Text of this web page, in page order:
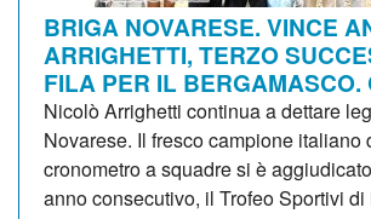
BRIGA NOVARESE. VINCE
ARRIGHETTI, TERZO
FILA PER IL BERGAMASCO.
Nicolò Arrighetti continua a dettare
Novarese. Il fresco campione italiano
cronometro a squadre si è
anno consecutivo, il Trofeo Sportivi di